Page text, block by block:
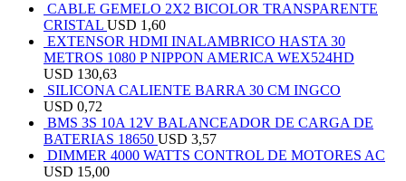
CABLE GEMELO 2X2 BICOLOR TRANSPARENTE
CRISTAL USD 1,60
EXTENSOR HDMI INALAMBRICO HASTA 30
METROS 1080 P NIPPON AMERICA WEX524HD
USD 130,63
SILICONA CALIENTE BARRA 30 CM INGCO
USD 0,72
BMS 3S 10A 12V BALANCEADOR DE CARGA DE
BATERIAS 18650 USD 3,57
DIMMER 4000 WATTS CONTROL DE MOTORES AC
USD 15,00